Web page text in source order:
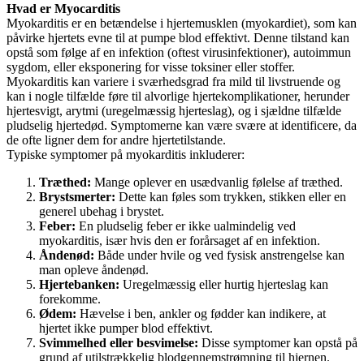
Hvad er Myocarditis
Myokarditis er en betændelse i hjertemusklen (myokardiet), som kan
påvirke hjertets evne til at pumpe blod effektivt. Denne tilstand kan
opstå som følge af en infektion (oftest virusinfektioner), autoimmun
sygdom, eller eksponering for visse toksiner eller stoffer.
Myokarditis kan variere i sværhedsgrad fra mild til livstruende og
kan i nogle tilfælde føre til alvorlige hjertekomplikationer, herunder
hjertesvigt, arytmi (uregelmæssig hjerteslag), og i sjældne tilfælde
pludselig hjertedød. Symptomerne kan være svære at identificere, da
de ofte ligner dem for andre hjertetilstande.
Typiske symptomer på myokarditis inkluderer:
Træthed: Mange oplever en usædvanlig følelse af træthed.
Brystsmerter: Dette kan føles som trykken, stikken eller en
generel ubehag i brystet.
Feber: En pludselig feber er ikke ualmindelig ved
myokarditis, især hvis den er forårsaget af en infektion.
Åndenød: Både under hvile og ved fysisk anstrengelse kan
man opleve åndenød.
Hjertebanken: Uregelmæssig eller hurtig hjerteslag kan
forekomme.
Ødem: Hævelse i ben, ankler og fødder kan indikere, at
hjertet ikke pumper blod effektivt.
Svimmelhed eller besvimelse: Disse symptomer kan opstå på
grund af utilstrækkelig blodgennemstrømning til hjernen.